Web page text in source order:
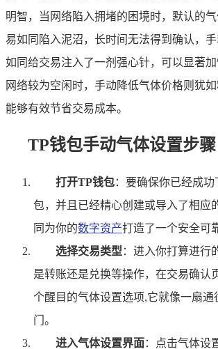
明智，当网络陷入拥堵的困境时，默认的
易如同陷入泥沼，长时间无法得到确认，
如同给交易注入了一剂强心针，可以显著
网络较为空闲时，手动降低气体价格则犹
能够有效节省交易成本。
TP钱包手动气体设置步骤
打开TP钱包：要确保你已经成
包，并且已经精心创建或导入了相应
同为你的数字资产打造了一个安全可
选择交易类型 ：进入你打算进行
是转账还是兑换等操作，在交易确认
个醒目的气体设置选项,它就像一扇通
门。
进入气体设置界面：点击气体设